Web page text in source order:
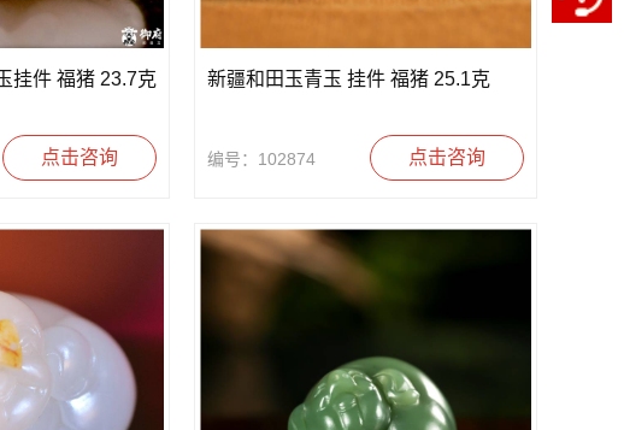
挂件 福猪 23.7克
点击咨询
新疆和田玉青玉 挂件 福猪 25.1克
编号：102874 点击咨询